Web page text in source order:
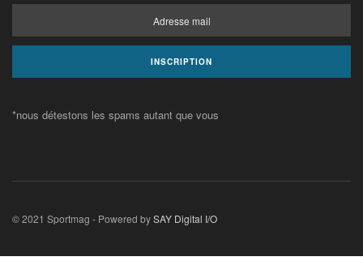
*nous détestons les spams autant que vous
© 2021 Sportmag - Powered bySAY Digital I/O